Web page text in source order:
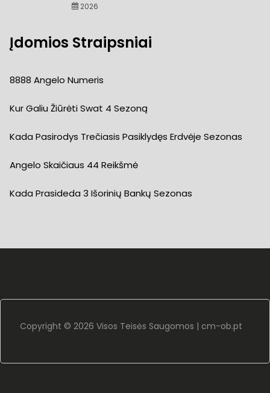
2026
Įdomios Straipsniai
8888 Angelo Numeris
Kur Galiu Žiūrėti Swat 4 Sezoną
Kada Pasirodys Trečiasis Pasiklydęs Erdvėje Sezonas
Angelo Skaičiaus 44 Reikšmė
Kada Prasideda 3 Išorinių Bankų Sezonas
Copyright © 2026 Visos Teisės Saugomos | cm-ob.pt